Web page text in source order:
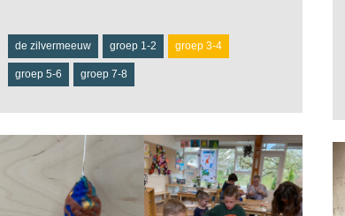
de zilvermeeuw groep 1-2 groep 3-4
groep 5-6 groep 7-8